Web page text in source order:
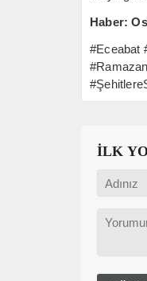
Haber:
#Eceabat
İLK